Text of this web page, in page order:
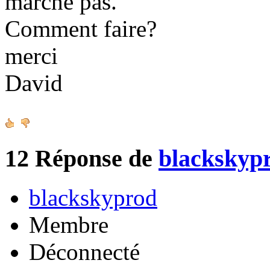
Comment faire?
merci
David
12 Réponse de
blackskyprod
Membre
Déconnecté